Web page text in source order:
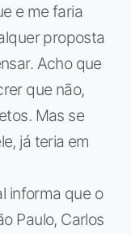
e me faria
proposta
Acho que
que não,
Mas se
já teria em
informa que o
Paulo, Carlos